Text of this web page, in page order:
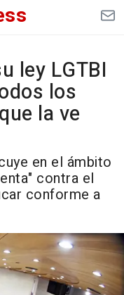
ley LGTBI
los
la ve
en el ámbito
contra el
conforme a